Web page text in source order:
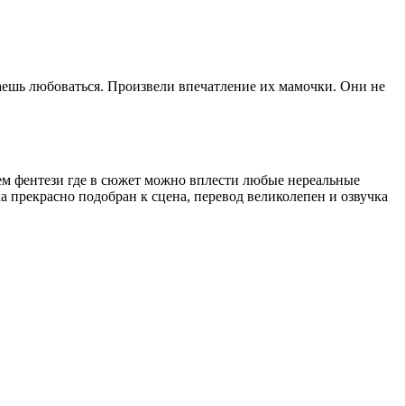
любоваться. Произвели впечатление их мамочки. Они не
фентези где в сюжет можно вплести любые нереальные
подобран к сцена, перевод великолепен и озвучка